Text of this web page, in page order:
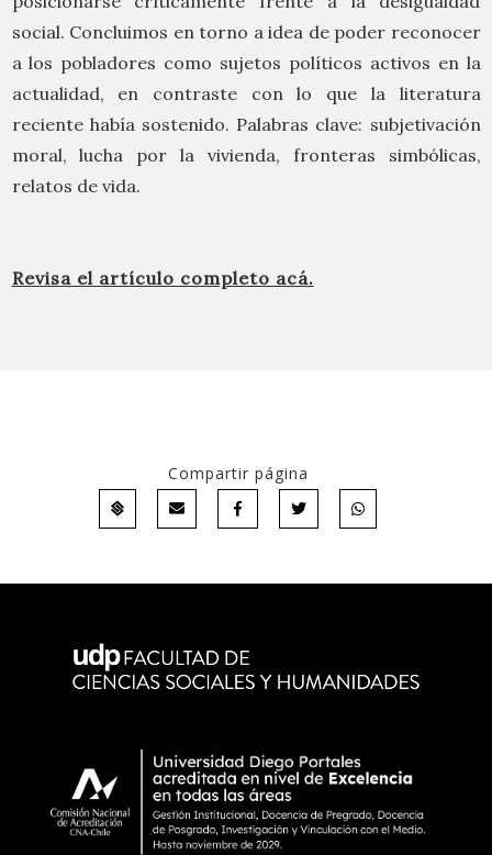
social. Concluimos en torno a idea de poder reconocer
a los pobladores como sujetos políticos activos en la
actualidad, en contraste con lo que la literatura
reciente había sostenido. Palabras clave: subjetivación
moral, lucha por la vivienda, fronteras simbólicas,
relatos de vida.
Revisa el artículo completo acá.
Compartir página